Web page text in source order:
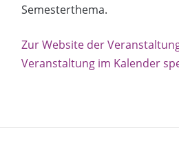
Semesterthema.
Zur Website der
Veranstaltung im Kalender